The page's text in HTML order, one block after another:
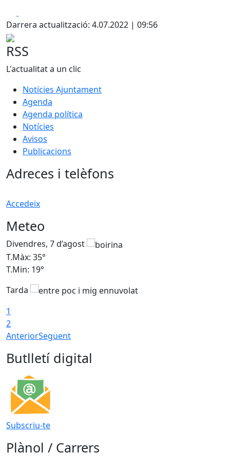
Darrera actualització: 4.07.2022 | 09:56
RSS
L'actualitat a un clic
Notícies Ajuntament
Agenda
Agenda política
Notícies
Avisos
Publicacions
Adreces i telèfons
Accedeix
Meteo
Divendres, 7 d’agost
T.Màx: 35°
T.Min: 19°
Tarda
1
2
AnteriorSegüent
Butlletí digital
Subscriu-te
Plànol / Carrers